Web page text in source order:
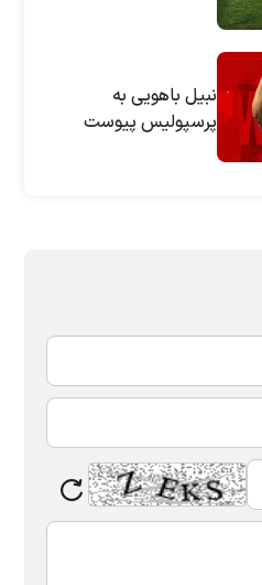
نبیل باهویی به
پرسپولیس پیوست